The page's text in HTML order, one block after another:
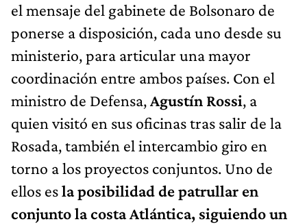
el mensaje del gabinete de Bolsonaro de
ponerse a disposición, cada uno desde su
ministerio, para articular una mayor
coordinación entre ambos países. Con el
ministro de Defensa,Agustín Rossi, a
quien visitó en sus oficinas tras salir de la
Rosada, también el intercambio giro en
torno a los proyectos conjuntos. Uno de
ellos esla posibilidad de patrullar en
conjunto la costa Atlántica, siguiendo un